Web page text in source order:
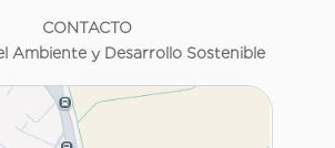
CONTACTO
Ambiente y Desarrollo Sostenible